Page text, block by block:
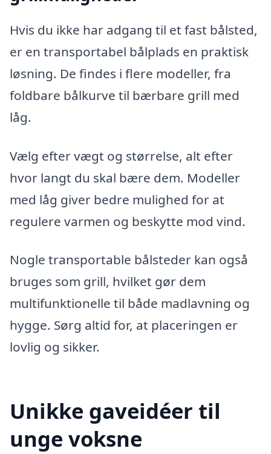
Hvis du ikke har adgang til et fast bålsted,
er en transportabel bålplads en praktisk
løsning. De findes i flere modeller, fra
foldbare bålkurve til bærbare grill med
låg.
Vælg efter vægt og størrelse, alt efter
hvor langt du skal bære dem. Modeller
med låg giver bedre mulighed for at
regulere varmen og beskytte mod vind.
Nogle transportable bålsteder kan også
bruges som grill, hvilket gør dem
multifunktionelle til både madlavning og
hygge. Sørg altid for, at placeringen er
lovlig og sikker.
Unikke gaveidéer til
unge voksne